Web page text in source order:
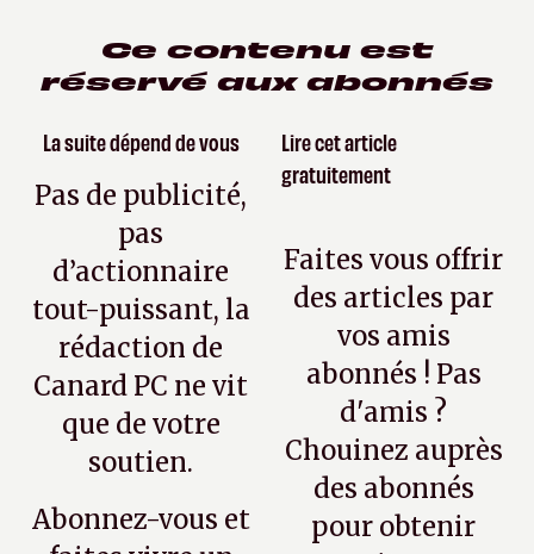
Ce contenu est
réservé aux abonnés
La suite dépend de vous
Pas de publicité,
pas
d’actionnaire
tout-puissant, la
rédaction de
Canard PC ne vit
que de votre
soutien.
Abonnez-vous et
Lire cet article
gratuitement
Faites vous offrir
des articles par
vos amis
abonnés ! Pas
d'amis ?
Chouinez auprès
des abonnés
pour obtenir